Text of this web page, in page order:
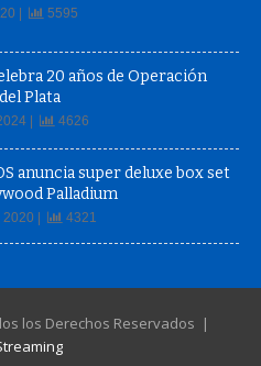
| 5595
20 años de Operación
Plata
| 4626
anuncia super deluxe box set
Palladium
| 4321
los Derechos Reservados |